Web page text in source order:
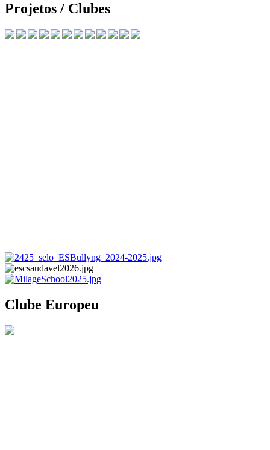
Projetos / Clubes
Clube Europeu